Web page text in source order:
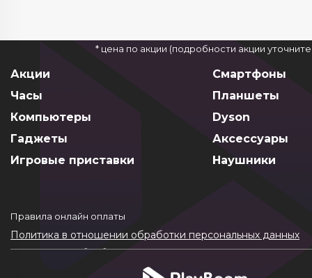
* цена по акции (подробности акции
Акции
Смартфоны
Часы
Планшеты
Компьютеры
Dyson
Гаджеты
Аксессуары
Игровые приставки
Наушники
Правила онлайн оплаты
Политика в отношении обработки персональных данных
Согласие на обработку ПДн
Политика обработки файлов cookie